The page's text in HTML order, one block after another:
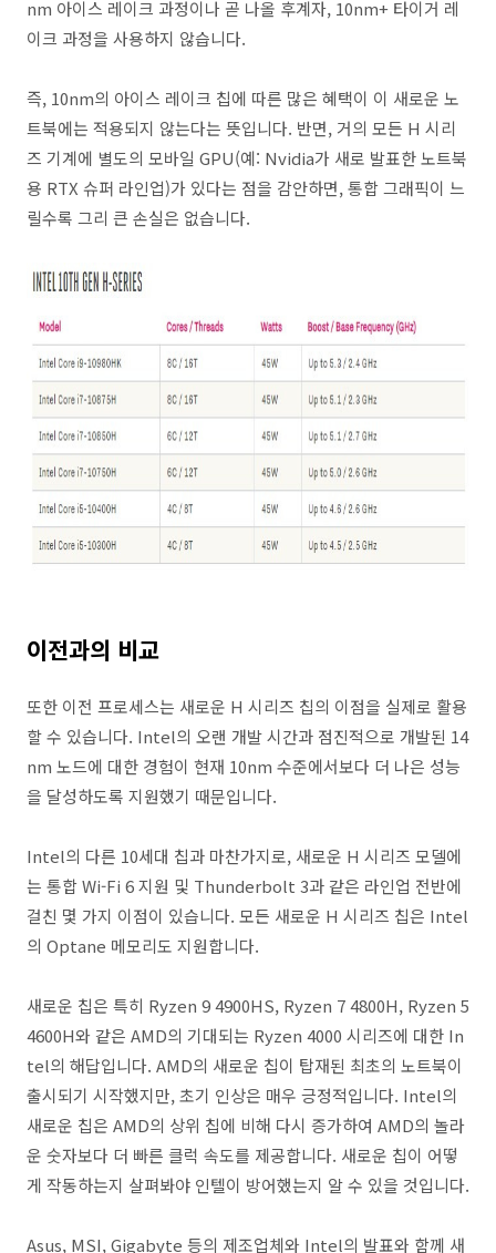
nm 아이스 레이크 과정이나 곧 나올 후계자, 10nm+ 타이거 레
이크 과정을 사용하지 않습니다.
즉, 10nm의 아이스 레이크 칩에 따른 많은 혜택이 이 새로운 노
트북에는 적용되지 않는다는 뜻입니다. 반면, 거의 모든 H 시리
즈 기계에 별도의 모바일 GPU(예: Nvidia가 새로 발표한 노트북
용 RTX 슈퍼 라인업)가 있다는 점을 감안하면, 통합 그래픽이 느
릴수록 그리 큰 손실은 없습니다.
이전과의 비교
또한 이전 프로세스는 새로운 H 시리즈 칩의 이점을 실제로 활용
할 수 있습니다. Intel의 오랜 개발 시간과 점진적으로 개발된 14
nm 노드에 대한 경험이 현재 10nm 수준에서보다 더 나은 성능
을 달성하도록 지원했기 때문입니다.
Intel의 다른 10세대 칩과 마찬가지로, 새로운 H 시리즈 모델에
는 통합 Wi-Fi 6 지원 및 Thunderbolt 3과 같은 라인업 전반에
걸친 몇 가지 이점이 있습니다. 모든 새로운 H 시리즈 칩은 Intel
의 Optane 메모리도 지원합니다.
새로운 칩은 특히 Ryzen 9 4900HS, Ryzen 7 4800H, Ryzen 5
4600H와 같은 AMD의 기대되는 Ryzen 4000 시리즈에 대한 In
tel의 해답입니다. AMD의 새로운 칩이 탑재된 최초의 노트북이
출시되기 시작했지만, 초기 인상은 매우 긍정적입니다. Intel의
새로운 칩은 AMD의 상위 칩에 비해 다시 증가하여 AMD의 놀라
운 숫자보다 더 빠른 클럭 속도를 제공합니다. 새로운 칩이 어떻
게 작동하는지 살펴봐야 인텔이 방어했는지 알 수 있을 것입니다.
Asus, MSI, Gigabyte 등의 제조업체와 Intel의 발표와 함께 새